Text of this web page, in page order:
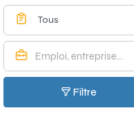
Tous
Filtre